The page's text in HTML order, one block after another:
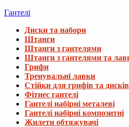
Гантелі
Диски та набори
Штанги
Штанги з гантелями
Штанги з гантелями та
Грифи
Тренувальні лавки
Стійки для грифів та дисків
Фітнес гантелі
Гантелі набірні металеві
Гантелі набірні композитні
Жилети обтяжувачі